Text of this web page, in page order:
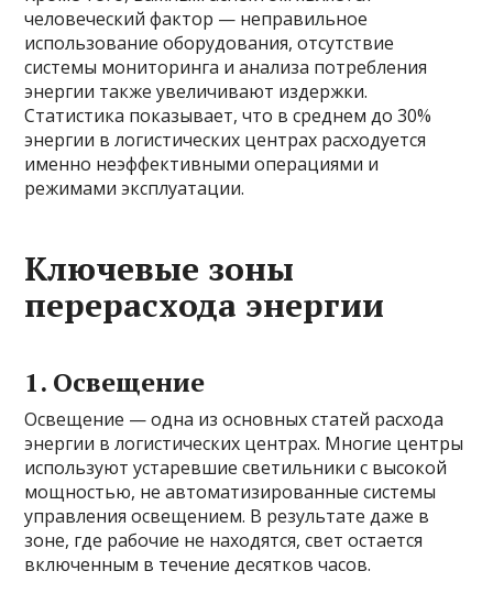
человеческий фактор — неправильное
использование оборудования, отсутствие
системы мониторинга и анализа потребления
энергии также увеличивают издержки.
Статистика показывает, что в среднем до 30%
энергии в логистических центрах расходуется
именно неэффективными операциями и
режимами эксплуатации.
Ключевые зоны
перерасхода энергии
1. Освещение
Освещение — одна из основных статей расхода
энергии в логистических центрах. Многие центры
используют устаревшие светильники с высокой
мощностью, не автоматизированные системы
управления освещением. В результате даже в
зоне, где рабочие не находятся, свет остается
включенным в течение десятков часов.